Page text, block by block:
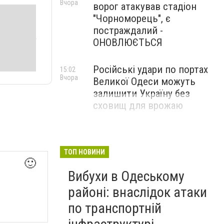
🙂
ворог атакував стадіон
"Чорноморець", є
постраждалий -
ОНОВЛЮЄТЬСЯ
Вчора
Російські удари по портах
Великої Одеси можуть
залишити Україну без
сховищ для врожаю
15:02
Вчора
ТОП НОВИНИ
Вибухи в Одеському
районі: внаслідок атаки
по транспортній